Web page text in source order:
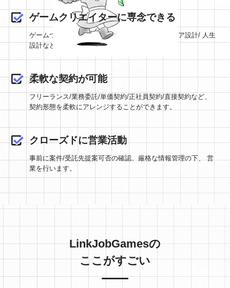
ゲームクリエイターに専念できる
ゲームづくりの世界で生き抜くための戦略/キャリア設計/人生
設計などをフルサポートします。
柔軟な契約が可能
フリーランス/業務委託/単価契約/正社員契約/直接契約など、
契約形態を柔軟にアレンジすることができます。
クローズドに営業活動
事前に案件/受託先提案可否の確認、厳格な情報管理の下、営
業を行います。
LinkJobGamesの
ここがすごい